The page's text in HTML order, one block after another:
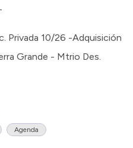
Privada 10/26 -Adquisición
Grande - Mtrio Des.
Agenda